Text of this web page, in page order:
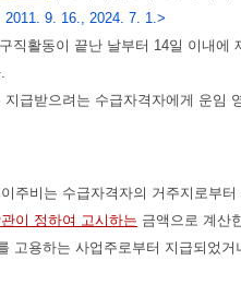
2011. 9. 16., 2024. 7. 1.>
활동이 끝난 날부터 14일 이내
급받으려는 수급자격자에게 운임
주비는 수급자격자의 거주지로부
이 정하여 고시하는 금액으로 계산
용하는 사업주로부터 지급되었